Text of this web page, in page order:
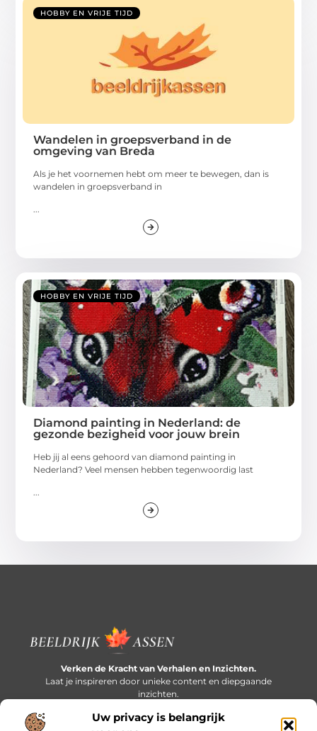
Uw privacy is belangrijk
HOBBY EN VRIJE TIJD
Wandelen in groepsverband in de
omgeving van Breda
Als je het voornemen hebt om meer te bewegen, dan is
wandelen in groepsverband in
...
HOBBY EN VRIJE TIJD
Diamond painting in Nederland: de
gezonde bezigheid voor jouw brein
Heb jij al eens gehoord van diamond painting in
Nederland? Veel mensen hebben tegenwoordig last
...
Verken de Kracht van Verhalen en Inzichten.
Laat je inspireren door unieke content en diepgaande
inzichten.
Bericht categorie